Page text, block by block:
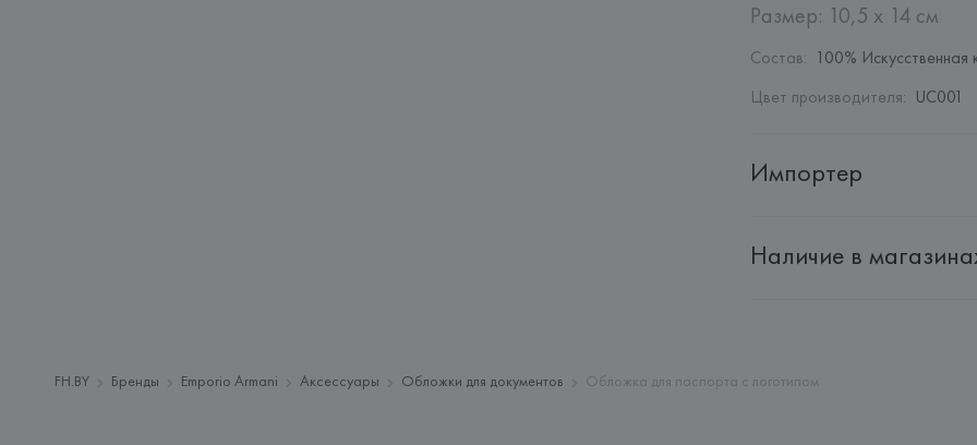
Размер: 10,5 х 14 см
Состав: 100% Искусственная
Цвет производителя: UC001
Импортер
Адрес: Республика Беларусь,
Наличие в
FH.BY Бренды Emporio Armani Аксессуары Обложки для документов Обложка для паспорта с логотипом